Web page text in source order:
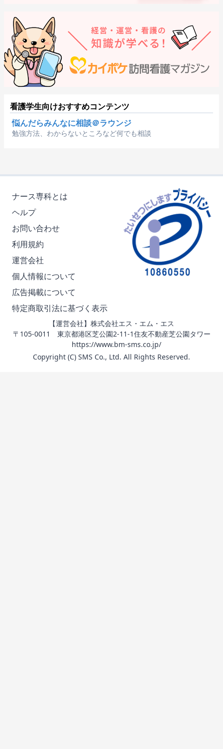
看護学生向けおすすめコンテンツ
悩んだらみんなに相談＠ラウンジ
勉強方法、わからないところなど何でも相談
ナース専科とは
ヘルプ
お問い合わせ
利用規約
運営会社
個人情報について
広告掲載について
特定商取引法に基づく表示
【運営会社】株式会社エス・エム・エス
〒105-0011 東京都港区芝公園2-11-1住友不動産芝公園タワー
https://www.bm-sms.co.jp/
Copyright (C) SMS Co., Ltd. All Rights Reserved.